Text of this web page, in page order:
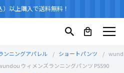
以上購入で送料無料！
ンニングアパレル ショートパンツ
ウィメンズランニングパンツ P5590